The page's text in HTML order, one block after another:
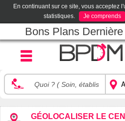
En continuant sur ce site, vous acceptez
statistiques.
Je comprends
Bons Plans
GÉOLOCALISER LE